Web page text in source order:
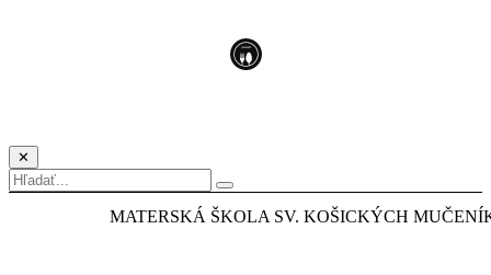
✕
MATERSKÁ ŠKOLA SV. KOŠICKÝCH